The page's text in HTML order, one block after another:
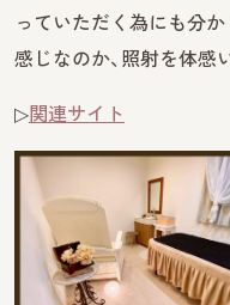
っていただく為にも分
感じなのか、照射を体感
▷関連サイト